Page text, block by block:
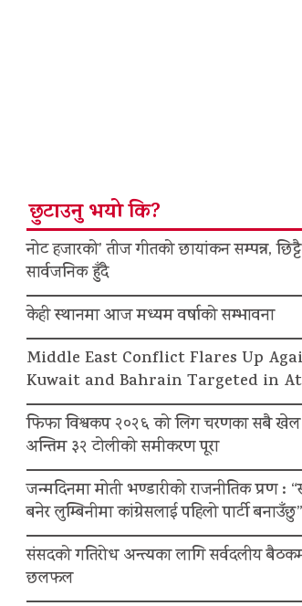
छुटाउनु भयो कि?
नोट हजारको’ तीज गीतको छायांकन सम्पन्न, छिट्टै
सार्वजनिक हुँदै
केही स्थानमा आज मध्यम वर्षाको सम्भावना
Middle East Conflict Flares Up
Kuwait and Bahrain Targeted in
फिफा विश्वकप २०२६ को लिग चरणका सबै खेल
अन्तिम ३२ टोलीको समीकरण पूरा
जन्मदिनमा मोती भण्डारीको राजनीतिक प्रण :
बनेर लुम्बिनीमा कांग्रेसलाई पहिलो पार्टी बनाउँछु”
संसदको गतिरोध अन्त्यका लागि सर्वदलीय
छलफल